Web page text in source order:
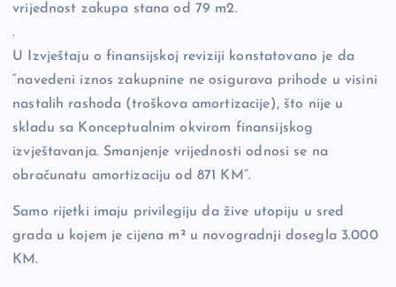
vrijednost zakupa stana od 79 m2.
.
U Izvještaju o finansijskoj reviziji konstatovano je da
“navedeni iznos zakupnine ne osigurava prihode u visini
nastalih rashoda (troškova amortizacije), što nije u
skladu sa Konceptualnim okvirom finansijskog
izvještavanja. Smanjenje vrijednosti odnosi se na
obračunatu amortizaciju od 871 KM”.
Samo rijetki imaju privilegiju da žive utopiju u sred
grada u kojem je cijena m² u novogradnji dosegla 3.000
KM.